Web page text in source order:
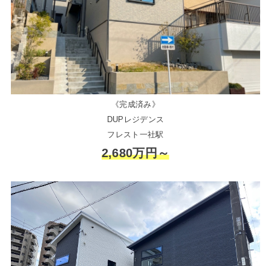
《完成済み》
DUPレジデンス
フレスト一社駅
2,680万円～